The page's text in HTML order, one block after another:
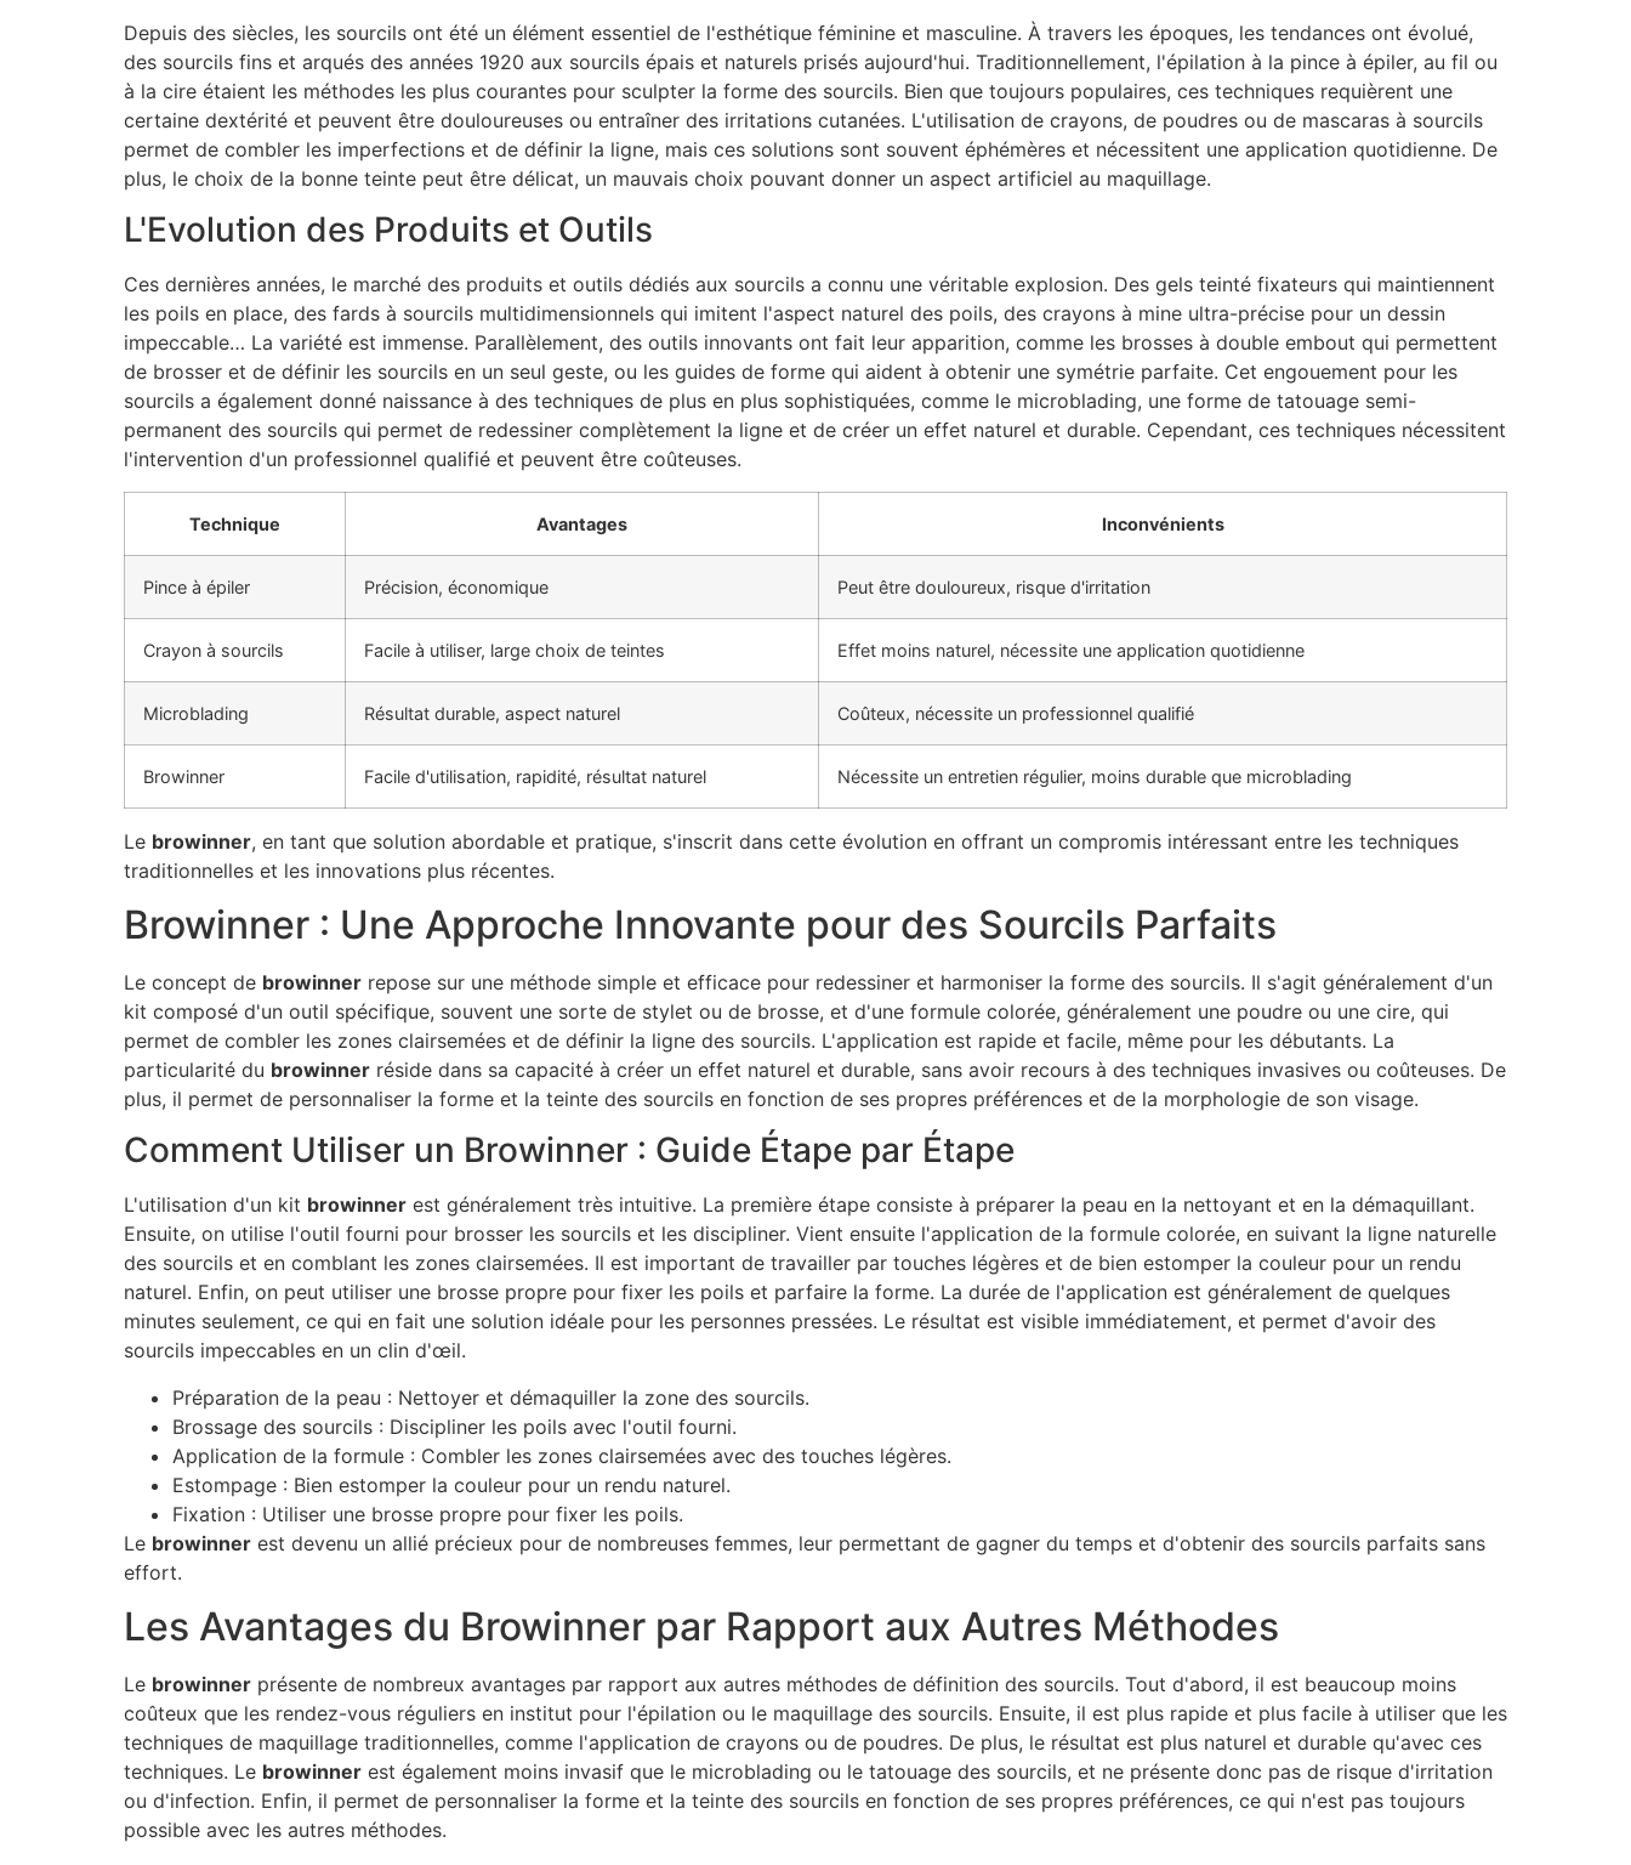
Depuis des siècles, les sourcils ont été un élément essentiel de l'esthétique féminine et masculine. À travers les époques, les tendances ont évolué,
des sourcils fins et arqués des années 1920 aux sourcils épais et naturels prisés aujourd'hui. Traditionnellement, l'épilation à la pince à épiler, au fil ou
à la cire étaient les méthodes les plus courantes pour sculpter la forme des sourcils. Bien que toujours populaires, ces techniques requièrent une
certaine dextérité et peuvent être douloureuses ou entraîner des irritations cutanées. L'utilisation de crayons, de poudres ou de mascaras à sourcils
permet de combler les imperfections et de définir la ligne, mais ces solutions sont souvent éphémères et nécessitent une application quotidienne. De
plus, le choix de la bonne teinte peut être délicat, un mauvais choix pouvant donner un aspect artificiel au maquillage.
L'Evolution des Produits et Outils
Ces dernières années, le marché des produits et outils dédiés aux sourcils a connu une véritable explosion. Des gels teinté fixateurs qui maintiennent
les poils en place, des fards à sourcils multidimensionnels qui imitent l'aspect naturel des poils, des crayons à mine ultra-précise pour un dessin
impeccable… La variété est immense. Parallèlement, des outils innovants ont fait leur apparition, comme les brosses à double embout qui permettent
de brosser et de définir les sourcils en un seul geste, ou les guides de forme qui aident à obtenir une symétrie parfaite. Cet engouement pour les
sourcils a également donné naissance à des techniques de plus en plus sophistiquées, comme le microblading, une forme de tatouage semi-
permanent des sourcils qui permet de redessiner complètement la ligne et de créer un effet naturel et durable. Cependant, ces techniques nécessitent
l'intervention d'un professionnel qualifié et peuvent être coûteuses.
Technique Avantages Inconvénients
Pince à épiler Précision, économique Peut être douloureux, risque d'irritation
Crayon à sourcils Facile à utiliser, large choix de teintes Effet moins naturel, nécessite une application quotidienne
Microblading Résultat durable, aspect naturel Coûteux, nécessite un professionnel qualifié
Browinner Facile d'utilisation, rapidité, résultat naturel Nécessite un entretien régulier, moins durable que microblading
Le browinner, en tant que solution abordable et pratique, s'inscrit dans cette évolution en offrant un compromis intéressant entre les techniques
traditionnelles et les innovations plus récentes.
Browinner : Une Approche Innovante pour des Sourcils Parfaits
Le concept de browinner repose sur une méthode simple et efficace pour redessiner et harmoniser la forme des sourcils. Il s'agit généralement d'un
kit composé d'un outil spécifique, souvent une sorte de stylet ou de brosse, et d'une formule colorée, généralement une poudre ou une cire, qui
permet de combler les zones clairsemées et de définir la ligne des sourcils. L'application est rapide et facile, même pour les débutants. La
particularité du browinner réside dans sa capacité à créer un effet naturel et durable, sans avoir recours à des techniques invasives ou coûteuses. De
plus, il permet de personnaliser la forme et la teinte des sourcils en fonction de ses propres préférences et de la morphologie de son visage.
Comment Utiliser un Browinner : Guide Étape par Étape
L'utilisation d'un kit browinner est généralement très intuitive. La première étape consiste à préparer la peau en la nettoyant et en la démaquillant.
Ensuite, on utilise l'outil fourni pour brosser les sourcils et les discipliner. Vient ensuite l'application de la formule colorée, en suivant la ligne naturelle
des sourcils et en comblant les zones clairsemées. Il est important de travailler par touches légères et de bien estomper la couleur pour un rendu
naturel. Enfin, on peut utiliser une brosse propre pour fixer les poils et parfaire la forme. La durée de l'application est généralement de quelques
minutes seulement, ce qui en fait une solution idéale pour les personnes pressées. Le résultat est visible immédiatement, et permet d'avoir des
sourcils impeccables en un clin d'œil.
Préparation de la peau : Nettoyer et démaquiller la zone des sourcils.
Brossage des sourcils : Discipliner les poils avec l'outil fourni.
Application de la formule : Combler les zones clairsemées avec des touches légères.
Estompage : Bien estomper la couleur pour un rendu naturel.
Fixation : Utiliser une brosse propre pour fixer les poils.
Le browinner est devenu un allié précieux pour de nombreuses femmes, leur permettant de gagner du temps et d'obtenir des sourcils parfaits sans
effort.
Les Avantages du Browinner par Rapport aux Autres Méthodes
Le browinner présente de nombreux avantages par rapport aux autres méthodes de définition des sourcils. Tout d'abord, il est beaucoup moins
coûteux que les rendez-vous réguliers en institut pour l'épilation ou le maquillage des sourcils. Ensuite, il est plus rapide et plus facile à utiliser que les
techniques de maquillage traditionnelles, comme l'application de crayons ou de poudres. De plus, le résultat est plus naturel et durable qu'avec ces
techniques. Le browinner est également moins invasif que le microblading ou le tatouage des sourcils, et ne présente donc pas de risque d'irritation
ou d'infection. Enfin, il permet de personnaliser la forme et la teinte des sourcils en fonction de ses propres préférences, ce qui n'est pas toujours
possible avec les autres méthodes.